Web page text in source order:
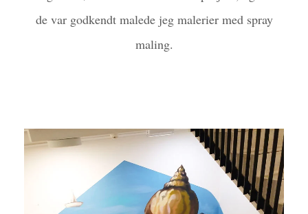
de var godkendt malede jeg malerier med spray
maling.